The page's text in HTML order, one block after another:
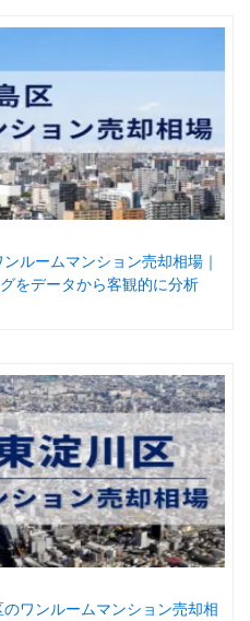
ルームマンション売却相場｜
をデータから客観的に分析
のワンルームマンション売却相